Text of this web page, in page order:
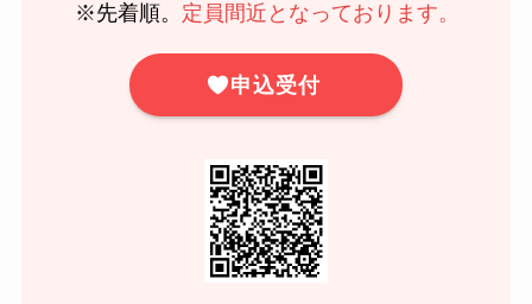
※先着順。 定員間近となっております。
申込受付